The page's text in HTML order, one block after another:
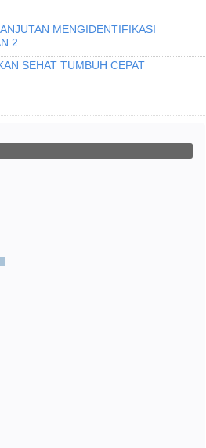
MENGIDENTIFIKASI
2
SEHAT TUMBUH CEPAT